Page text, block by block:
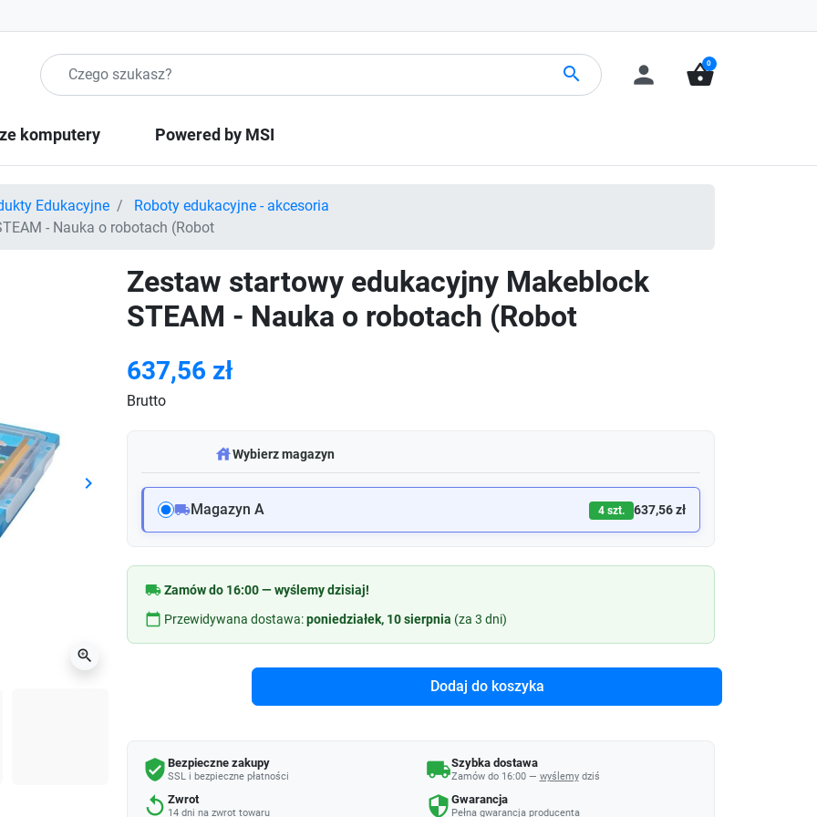
Szukaj produktow search person shopping_basket
0
komputery Powered by MSI
Edukacyjne
Roboty edukacyjne - akcesoria
- Nauka o robotach (Robot
Następny
keyboard_arrow_right
zoom_in
Zestaw startowy edukacyjny Makeblock
STEAM - Nauka o robotach (Robot
637,56 zł
Brutto
warehouseWybierz magazyn
local_shippingMagazyn A 4 szt. 637,56 zł
local_shippingZamów do 16:00 — wyślemy dzisiaj!
calendar_today Przewidywana dostawa:poniedziałek, 10 sierpnia (za 3 dni)
Dodaj do koszyka
verified_user Bezpieczne zakupy
SSL i bezpieczne płatności local_shippingSzybka dostawa
Zamów do 16:00 — wyślemydziś
replay Zwrot
14 dni na zwrot towaru security Gwarancja
Pełna gwarancja producenta